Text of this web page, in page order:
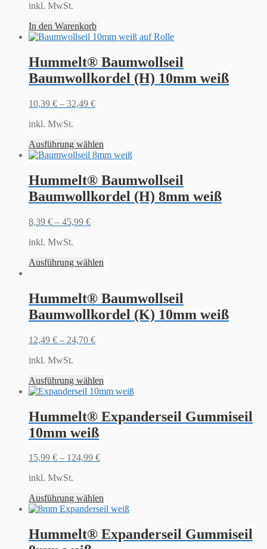
inkl. MwSt.
In den Warenkorb
Hummelt® Baumwollseil
Baumwollkordel (H) 10mm weiß
10,39 € – 32,49 €
inkl. MwSt.
Ausführung wählen
Hummelt® Baumwollseil
Baumwollkordel (H) 8mm weiß
8,39 € – 45,99 €
inkl. MwSt.
Ausführung wählen
Hummelt® Baumwollseil
Baumwollkordel (K) 10mm weiß
12,49 € – 24,70 €
inkl. MwSt.
Ausführung wählen
Hummelt® Expanderseil Gummiseil
10mm weiß
15,99 € – 124,99 €
inkl. MwSt.
Ausführung wählen
Hummelt® Expanderseil Gummiseil